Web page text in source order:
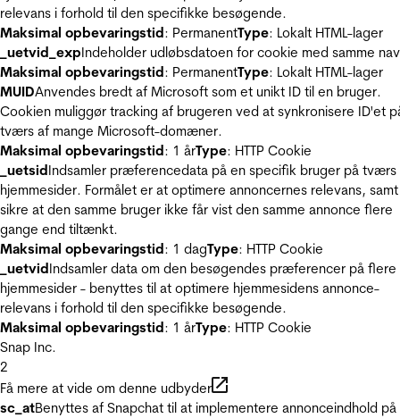
relevans i forhold til den specifikke besøgende.
Maksimal opbevaringstid: PermanentType: Lokalt HTML-lager
_uetvid_expIndeholder udløbsdatoen for cookie med samme
Maksimal opbevaringstid: PermanentType: Lokalt HTML-lager
MUIDAnvendes bredt af Microsoft som et unikt ID til en bruger.
Cookien muliggør tracking af brugeren ved at synkronisere ID'et
tværs af mange Microsoft-domæner.
Maksimal opbevaringstid: 1 årType: HTTP Cookie
_uetsidIndsamler præferencedata på en specifik bruger på tværs
hjemmesider. Formålet er at optimere annoncernes relevans, samt
sikre at den samme bruger ikke får vist den samme annonce flere
gange end tiltænkt.
Maksimal opbevaringstid: 1 dagType: HTTP Cookie
_uetvidIndsamler data om den besøgendes præferencer på flere
hjemmesider - benyttes til at optimere hjemmesidens annonce-
relevans i forhold til den specifikke besøgende.
Maksimal opbevaringstid: 1 årType: HTTP Cookie
Snap Inc.
2
Få mere at vide om denne udbyder
sc_atBenyttes af Snapchat til at implementere annonceindhold på